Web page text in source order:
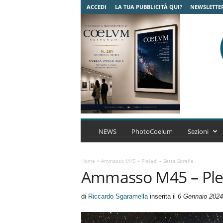
ACCEDI LA TUA PUBBLICITÀ QUI?
C
u
m
A
r
NEWS PhotoCoelum Sezioni
Home > Ammasso M45 – Pleiadi – Sette Sorelle
Ammasso M45 –
di Riccardo Sgaramellainserita il 6 Gennaio 2024